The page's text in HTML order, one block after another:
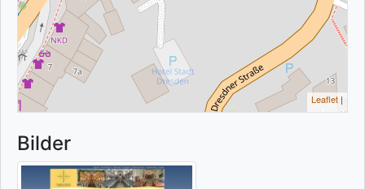
Leaflet |
Bilder